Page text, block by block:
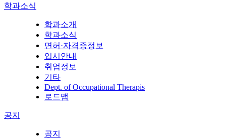
학과소식
학과소개
학과소식
면허·자격증정보
입시안내
취업정보
기타
Dept. of Occupational Therapis
로드맵
공지
공지